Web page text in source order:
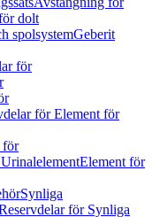
dolt
spolsystemGeberit
för
för Element för
för
Element för
Synliga
för Synliga